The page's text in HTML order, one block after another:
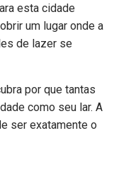
esta cidade
um lugar onde a
de lazer se
por que tantas
como seu lar. A
ser exatamente o